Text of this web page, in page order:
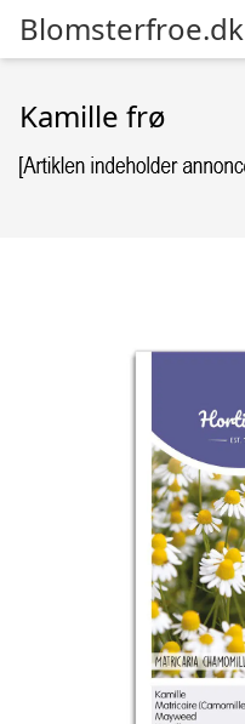
Blomsterfroe.dk
Kamille frø